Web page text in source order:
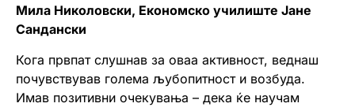
Мила Николовски, Економско училиште Јане
Сандански
Кога првпат слушнав за оваа активност, веднаш
почувствував голема љубопитност и возбуда.
Имав позитивни очекувања – дека ќе научам